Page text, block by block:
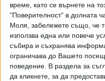
време, като се върнете на
"Поверителност" в долната
Моля, забележете също, че
използва една или повече
събира и съхранява
ограничава до Вашето
поведение. В раздела за
да кликнете, за да
Кавги за
завършиха
24 Апр. 2020
страна